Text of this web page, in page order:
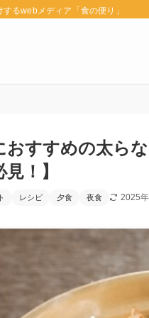
るwebメディア「食の便り」
おすすめの太ら
！】
レシピ 夕食 夜食 2025